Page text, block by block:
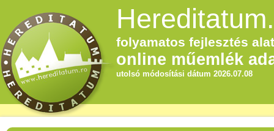
folyamatos fejlesztés
online műemlék
utolsó módosítási dátum 2026.07.08